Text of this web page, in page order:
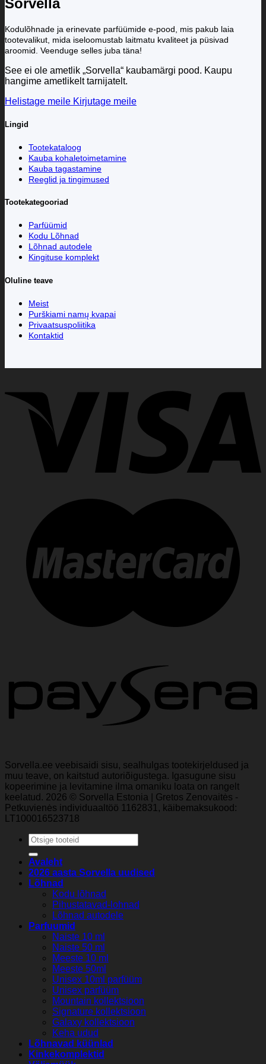
Kodulõhnade ja erinevate parfüümide e-pood, mis pakub laia
tootevalikut, mida iseloomustab laitmatu kvaliteet ja püsivad
aroomid. Veenduge selles juba täna!
See ei ole ametlik „Sorvella“ kaubamärgi pood. Kaupu
hangime ametlikelt tarnijatelt.
Helistage meile Kirjutage meile
Lingid
Tootekataloog
Kauba kohaletoimetamine
Kauba tagastamine
Reeglid ja tingimused
Tootekategooriad
Parfüümid
Kodu Lõhnad
Lõhnad autodele
Kingituse komplekt
Oluline teave
Meist
Purškiami namų kvapai
Privaatsuspoliitika
Kontaktid
Sorvella.ee veebisaidi sisu, sealhulgas tootekirjeldused ja
muu teave, on kaitstud autoriõigustega. Igasugune sisu
kopeerimine ja levitamine ilma omaniku loata on rangelt
keelatud. 2026 © Sorvella Estonia | Gretos Zenovaitės -
Petkuvienės individuaaltöö 1162831, käibemaksukood:
LT100016523718
Otsi:
Avaleht
2026 aasta Sorvella uudised
Lõhnad
Kodu lõhnad
Pihustatavad-lohnad
Lõhnad autodele
Parfuumid
Naiste 10 ml
Naiste 50 ml
Meeste 10 ml
Meeste 50ml
Unisex 10ml parfüüm
Unisex parfüüm
Mountain kollektsioon
Signature kollektsioon
Galaxy kollektsioon
Keha udud
Lõhnavad küünlad
Kinkekomplektid